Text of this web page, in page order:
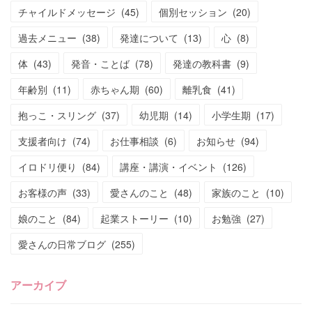
チャイルドメッセージ (45) 個別セッション (20)
過去メニュー (38) 発達について (13) 心 (8)
体 (43) 発音・ことば (78) 発達の教科書 (9)
年齢別 (11) 赤ちゃん期 (60) 離乳食 (41)
抱っこ・スリング (37) 幼児期 (14) 小学生期 (17)
支援者向け (74) お仕事相談 (6) お知らせ (94)
イロドリ便り (84) 講座・講演・イベント (126)
お客様の声 (33) 愛さんのこと (48) 家族のこと (10)
娘のこと (84) 起業ストーリー (10) お勉強 (27)
愛さんの日常ブログ (255)
アーカイブ